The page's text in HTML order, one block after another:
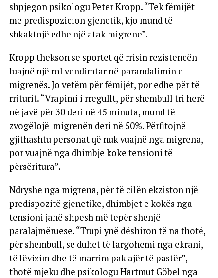
shpjegon psikologu Peter Kropp. “Tek fëmijët
me predispozicion gjenetik, kjo mund të
shkaktojë edhe një atak migrene”.
Kropp thekson se sportet që rrisin rezistencën
luajnë një rol vendimtar në parandalimin e
migrenës. Jo vetëm për fëmijët, por edhe për të
rriturit. “Vrapimi i rregullt, për shembull tri herë
në javë për 30 deri në 45 minuta, mund të
zvogëlojë migrenën deri në 50%. Përfitojnë
gjithashtu personat që nuk vuajnë nga migrena,
por vuajnë nga dhimbje koke tensioni të
përsëritura”.
Ndryshe nga migrena, për të cilën ekziston një
predispozitë gjenetike, dhimbjet e kokës nga
tensioni janë shpesh më tepër shenjë
paralajmëruese. “Trupi ynë dëshiron të na thotë,
për shembull, se duhet të largohemi nga ekrani,
të lëvizim dhe të marrim pak ajër të pastër”,
thotë mjeku dhe psikologu Hartmut Göbel nga